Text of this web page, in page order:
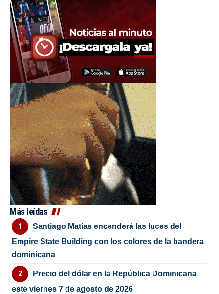
Más leídas
Santiago Matías encenderá las luces del
Empire State Building con los colores de la bandera
dominicana
Precio del dólar en la República Dominicana
este viernes 7 de agosto de 2026